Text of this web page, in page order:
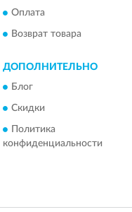
Оплата
Возврат товара
ДОПОЛНИТЕЛЬНО
Блог
Скидки
Политика
конфиденциальности